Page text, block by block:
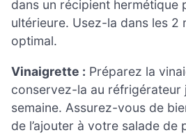
dans un récipient hermétique
ultérieure. Usez-la dans les 2
optimal.
Vinaigrette : Préparez la
conservez-la au réfrigérateur
semaine. Assurez-vous de
de l’ajouter à votre salade de